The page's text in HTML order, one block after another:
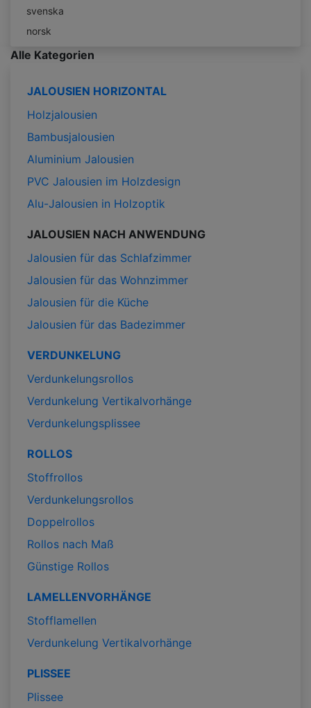
svenska
norsk
Alle Kategorien
JALOUSIEN HORIZONTAL
Holzjalousien
Bambusjalousien
Aluminium Jalousien
PVC Jalousien im Holzdesign
Alu-Jalousien in Holzoptik
JALOUSIEN NACH ANWENDUNG
Jalousien für das Schlafzimmer
Jalousien für das Wohnzimmer
Jalousien für die Küche
Jalousien für das Badezimmer
VERDUNKELUNG
Verdunkelungsrollos
Verdunkelung Vertikalvorhänge
Verdunkelungsplissee
ROLLOS
Stoffrollos
Verdunkelungsrollos
Doppelrollos
Rollos nach Maß
Günstige Rollos
LAMELLENVORHÄNGE
Stofflamellen
Verdunkelung Vertikalvorhänge
PLISSEE
Plissee